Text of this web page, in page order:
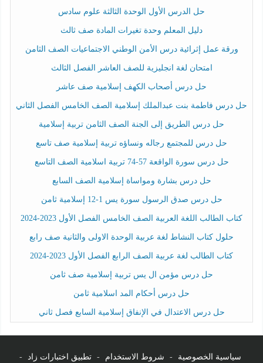
حل الدرس الأول الوحدة الثالثة علوم سادس
دليل المعلم وحدة تغيرات المادة صف ثالث
ورقة عمل إثرائية درس الأمن الوطني الاجتماعيات الصف الثامن
امتحان لغة انجليزية للصف العاشر الفصل الثالث
حل درس أصحاب الكهف إسلامية صف عاشر
حل درس فاطمة بنت عبدالملك إسلامية الصف الخامس الفصل الثاني
حل درس الطريق إلى الجنة الصف الثامن تربية إسلامية
حل درس للمجتمع رجاله ونساؤه تربية إسلامية صف تاسع
حل درس سورة الواقعة 57-74 تربية اسلامية الصف التاسع
حل درس بشارة ومواساة إسلامية الصف السابع
حل درس صدق الرسول سورة يس 1-12 إسلامية ثامن
كتاب الطالب اللغة العربية الصف الخامس الفصل الأول 2023-2024
حلول كتاب النشاط لغة عربية الوحدة الاولى والثانية صف رابع
كتاب الطالب لغة عربية الصف الرابع الفصل الأول 2023-2024
حل درس مؤمن ال يس تربية إسلامية صف ثامن
حل درس أحكام المد اسلامية ثامن
حل درس الاعتدال في الإنفاق إسلامية السابع فصل ثاني
سياسية الخصوصية - شروط الاستخدام - تطبيق اختبارات زاد -